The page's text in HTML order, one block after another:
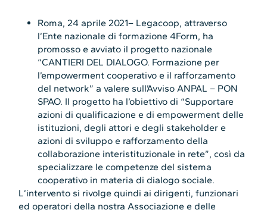
Roma, 24 aprile 2021– Legacoop, attraverso
l’Ente nazionale di formazione 4Form, ha
promosso e avviato il progetto nazionale
“CANTIERI DEL DIALOGO. Formazione per
l’empowerment cooperativo e il rafforzamento
del network” a valere sull’Avviso ANPAL – PON
SPAO. Il progetto ha l’obiettivo di “Supportare
azioni di qualificazione e di empowerment delle
istituzioni, degli attori e degli stakeholder e
azioni di sviluppo e rafforzamento della
collaborazione interistituzionale in rete”, così da
specializzare le competenze del sistema
cooperativo in materia di dialogo sociale.
L’intervento si rivolge quindi ai dirigenti, funzionari
ed operatori della nostra Associazione e delle